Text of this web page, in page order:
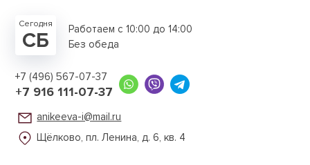
Сегодня
СБ
Работаем с 10:00 до 14:00
Без обеда
+7 (496) 567-07-37
+7 916 111-07-37
anikeeva-i@mail.ru
Щёлково, пл. Ленина,д. 6, кв. 4